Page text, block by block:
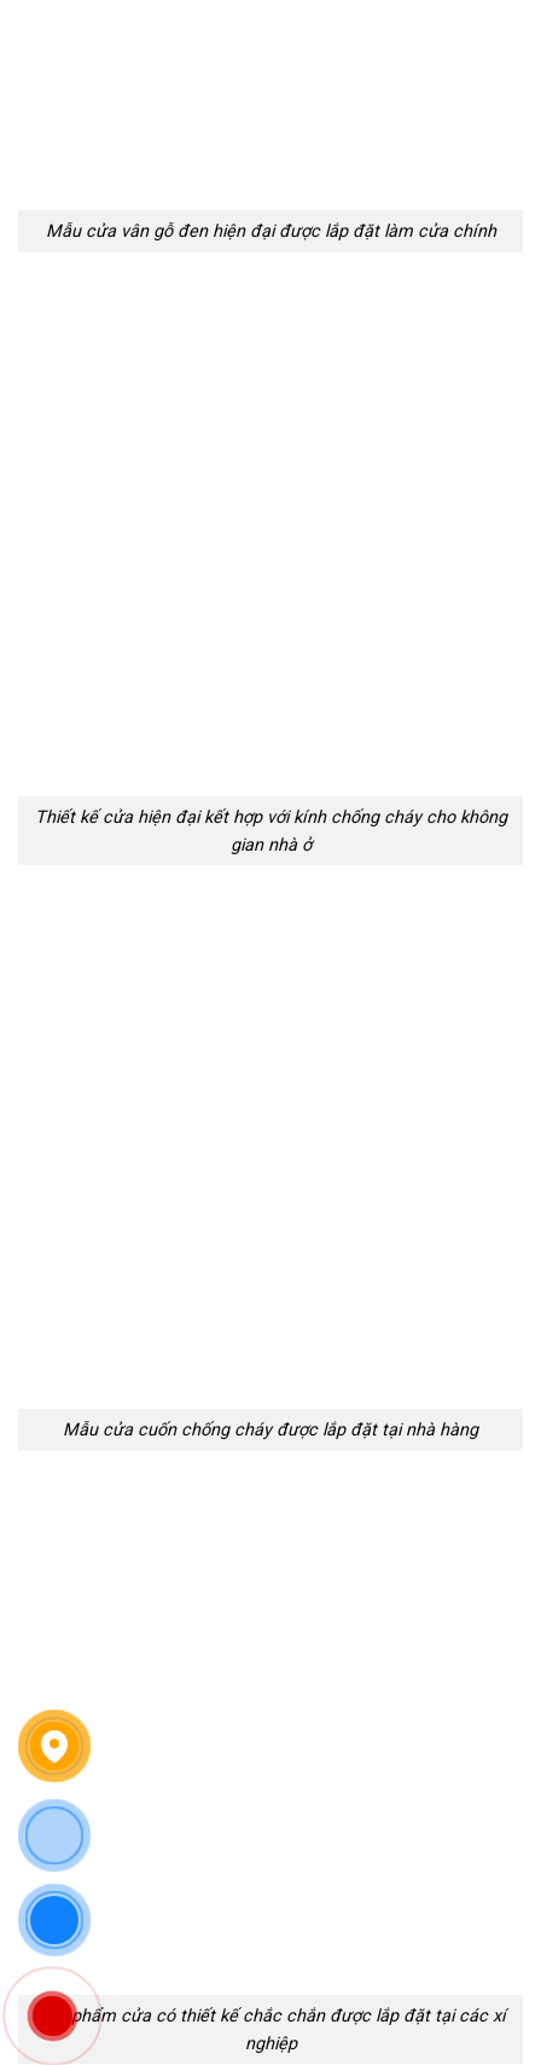
Mẫu cửa vân gỗ đen hiện đại được lắp đặt làm cửa chính
Thiết kế cửa hiện đại kết hợp với kính chống cháy cho không
gian nhà ở
Mẫu cửa cuốn chống cháy được lắp đặt tại nhà hàng
Sản phẩm cửa có thiết kế chắc chắn được lắp đặt tại các xí
nghiệp